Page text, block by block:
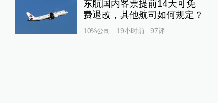
东航国内客票提前14天可免
费退改，其他航司如何规定？
10%公司 19小时前 97评